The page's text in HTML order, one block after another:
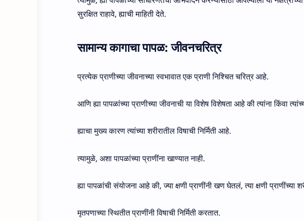
सुरक्षित राहावे, ह्याची माहिती देते.
सामान्य कागाचा पापळ: जीवनचरित्र
प्रत्येक प्राणीच्या जीवनाच्या स्वभावात एक प्राणी निश्चित चरित्र आहे.
आणि ह्या पापळांच्या प्राणीच्या जीवनाची या विशेष विशेषता आहे की त्यांना किंवा
ह्याचा मुख्य कारण त्यांच्या शरीरातील विषाची निर्मिती आहे.
त्यामुळे, अशा पापळांच्या प्राणींना खाण्यात नाही.
ह्या पापळांची संयोजना आहे की, ज्या क्षणी प्राणींनी खण घेतलं, त्या क्षणी प्राणींच्या
मृतपणाच्या स्थितीत प्राणींनी विषाची निर्मिती करतात.